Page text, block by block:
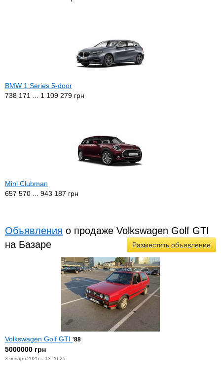
BMW 1 Series 5-door
738 171 ... 1 109 279 грн
Mini Clubman
657 570 ... 943 187 грн
Объявления о продаже Volkswagen Golf GTI
на Базаре
Разместить объявление
Volkswagen Golf GTI '88
5000000 грн
3 января 2025 г. 13:20:25